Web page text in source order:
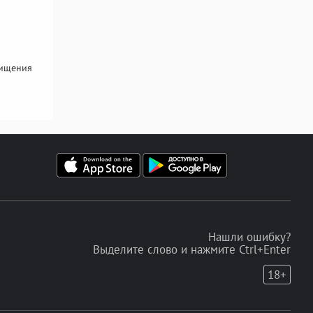
Нашли ошибку?
Выделите слово и нажмите Ctrl+Enter
18+